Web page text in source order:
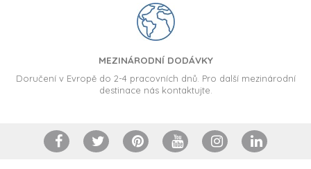
MEZINÁRODNÍ DODÁVKY
Doručení v Evropě do 2-4 pracovních dnů. Pro další mezinárodní
destinace nás kontaktujte.